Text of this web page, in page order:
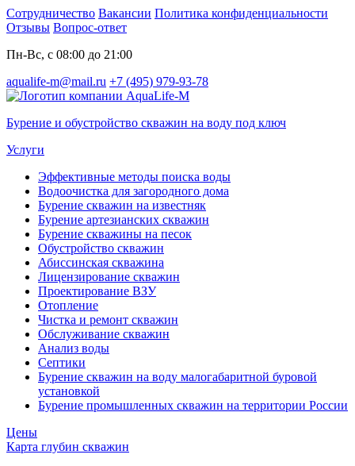
Сотрудничество Вакансии Политика конфиденциальности
Отзывы Вопрос-ответ
Пн-Вс, с 08:00 до 21:00
aqualife-m@mail.ru +7 (495) 979-93-78
Бурение и обустройство скважин на воду под ключ
Услуги
Эффективные методы поиска воды
Водоочистка для загородного дома
Бурение скважин на известняк
Бурение артезианских скважин
Бурение скважины на песок
Обустройство скважин
Абиссинская скважина
Лицензирование скважин
Проектирование ВЗУ
Отопление
Чистка и ремонт скважин
Обслуживание скважин
Анализ воды
Септики
Бурение скважин на воду малогабаритной буровой
установкой
Бурение промышленных скважин на территории России
Цены
Карта глубин скважин